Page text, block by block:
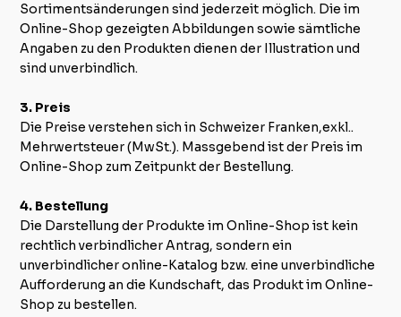
Sortimentsänderungen sind jederzeit möglich. Die im
Online-Shop gezeigten Abbildungen sowie sämtliche
Angaben zu den Produkten dienen der Illustration und
sind unverbindlich.
3. Preis
Die Preise verstehen sich in Schweizer Franken,exkl..
Mehrwertsteuer (MwSt.). Massgebend ist der Preis im
Online-Shop zum Zeitpunkt der Bestellung.
4. Bestellung
Die Darstellung der Produkte im Online-Shop ist kein
rechtlich verbindlicher Antrag, sondern ein
unverbindlicher online-Katalog bzw. eine unverbindliche
Aufforderung an die Kundschaft, das Produkt im Online-
Shop zu bestellen.